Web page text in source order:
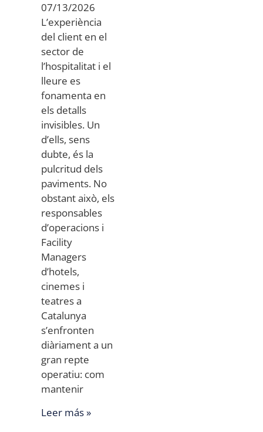
07/13/2026
L’experiència
del client en el
sector de
l’hospitalitat i el
lleure es
fonamenta en
els detalls
invisibles. Un
d’ells, sens
dubte, és la
pulcritud dels
paviments. No
obstant això, els
responsables
d’operacions i
Facility
Managers
d’hotels,
cinemes i
teatres a
Catalunya
s’enfronten
diàriament a un
gran repte
operatiu: com
mantenir
Leer más »